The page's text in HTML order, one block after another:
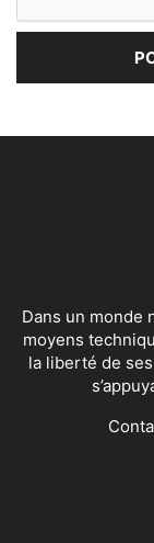
Dans un monde
moyens
la liberté de